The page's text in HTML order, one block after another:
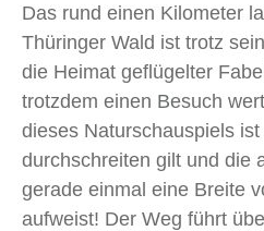
Das rund einen Kilometer
Thüringer Wald ist trotz
die Heimat geflügelter
trotzdem einen Besuch
dieses Naturschauspiels
durchschreiten gilt und die
gerade einmal eine Breite
aufweist! Der Weg führt